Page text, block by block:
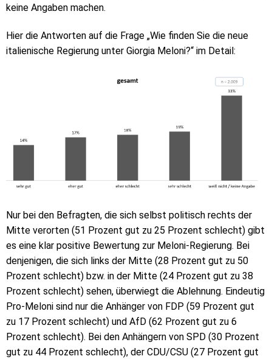
keine Angaben machen.
Hier die Antworten auf die Frage „Wie finden Sie die neue
italienische Regierung unter Giorgia Meloni?“ im Detail:
Nur bei den Befragten, die sich selbst politisch rechts der
Mitte verorten (51 Prozent gut zu 25 Prozent schlecht) gibt
es eine klar positive Bewertung zur Meloni-Regierung. Bei
denjenigen, die sich links der Mitte (28 Prozent gut zu 50
Prozent schlecht) bzw. in der Mitte (24 Prozent gut zu 38
Prozent schlecht) sehen, überwiegt die Ablehnung. Eindeutig
Pro-Meloni sind nur die Anhänger von FDP (59 Prozent gut
zu 17 Prozent schlecht) und AfD (62 Prozent gut zu 6
Prozent schlecht). Bei den Anhängern von SPD (30 Prozent
gut zu 44 Prozent schlecht), der CDU/CSU (27 Prozent gut